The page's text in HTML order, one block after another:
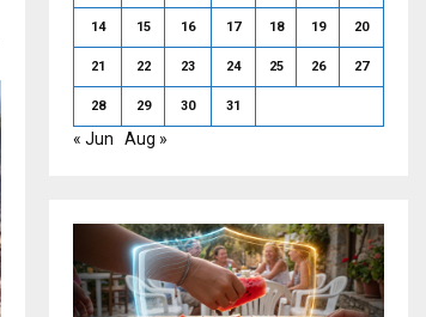
14 15 16 17 18 19 20
21 22 23 24 25 26 27
28 29 30 31
« Jun Aug »